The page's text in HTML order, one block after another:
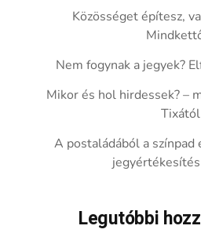
Közösséget építesz,
Nem fogynak a jegyek?
Mikor és hol hirdessek? –
Tixától
A postaládából a
Legutóbbi